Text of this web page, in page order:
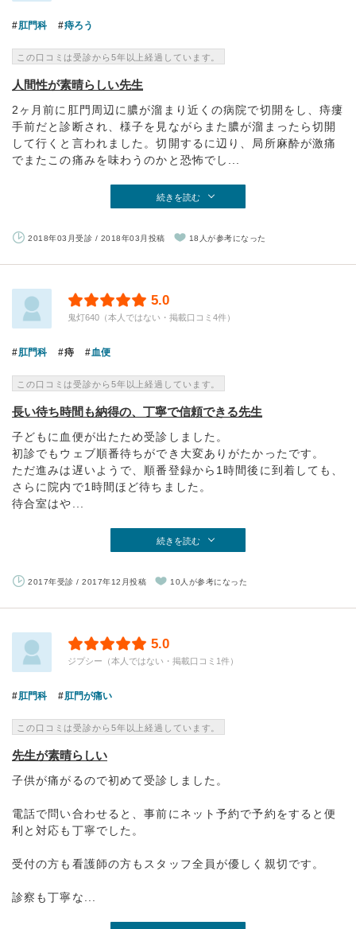
肛門科 痔ろう
この口コミは受診から5年以上経過しています。
人間性が素晴らしい先生
2ヶ月前に肛門周辺に膿が溜まり近くの病院で切開をし、痔瘻
手前だと診断され、様子を見ながらまた膿が溜まったら切開
して行くと言われました。切開するに辺り、局所麻酔が激痛
でまたこの痛みを味わうのかと恐怖でし...
続きを読む
2018年03月受診 / 2018年03月投稿 18人が参考になった
5.0
鬼灯640（本人ではない・掲載口コミ4件）
肛門科 痔 血便
この口コミは受診から5年以上経過しています。
長い待ち時間も納得の、丁寧で信頼できる先生
子どもに血便が出たため受診しました。
初診でもウェブ順番待ちができ大変ありがたかったです。
ただ進みは遅いようで、順番登録から1時間後に到着しても、
さらに院内で1時間ほど待ちました。
待合室はや...
続きを読む
2017年受診 / 2017年12月投稿 10人が参考になった
5.0
ジプシー（本人ではない・掲載口コミ1件）
肛門科 肛門が痛い
この口コミは受診から5年以上経過しています。
先生が素晴らしい
子供が痛がるので初めて受診しました。
電話で問い合わせると、事前にネット予約で予約をすると便
利と対応も丁寧でした。
受付の方も看護師の方もスタッフ全員が優しく親切です。
診察も丁寧な...